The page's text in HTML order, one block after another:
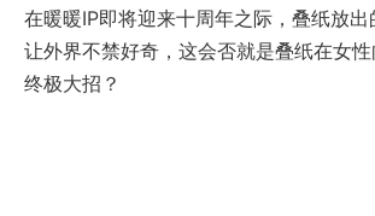
在暖暖IP即将迎来十周年之际，叠纸放
让外界不禁好奇，这会否就是叠纸在女
终极大招？